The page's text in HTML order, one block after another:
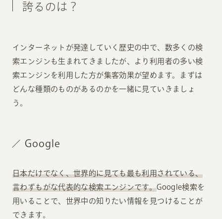
誇るのは？
インターネットが発達していく歴史の中で、数多くの検
索エンジンも生まれてきましたが、より利用者の多い検
索エンジンを利用した方が集客効果が望めます。まずは
どんな種類のものがあるのかを一緒に見ていきましょ
う。
Google
日本だけでなく、世界的に見ても最も利用されている、
言わずもがな代表的な検索エンジンです。Google検索を
用いることで、世界中の知りたい情報を見つけることが
できます。